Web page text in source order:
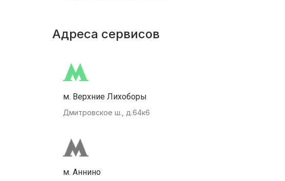
Адреса сервисов
м. Верхние Лихоборы
Дмитровское ш., д.64к6
м. Аннино